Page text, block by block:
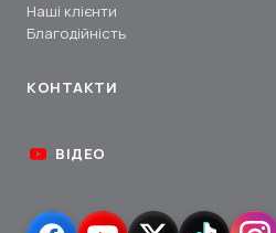
Наші клієнти
Благодійність
КОНТАКТИ
ВІДЕО